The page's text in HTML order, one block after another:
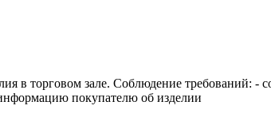
в торговом зале. Соблюдение
покупателю об изделии